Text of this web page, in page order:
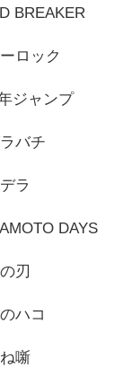
BREAKER
ロック
ジャンプ
バチ
ラ
DAYS
刃
ハコ
噺